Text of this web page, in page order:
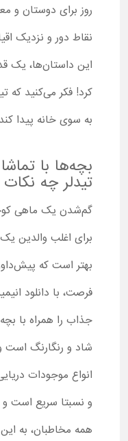
روز برای دوستان و
نقاط دور و نزدیک
این داستان‌ها، یک
کرد! فکر می‌کنید که
به سوی خانه پیدا
بچه‌ها با
تیدلر چه
گم‌شدن یک ماهی
برای اغلب والدین
بهتر است که
جذاب را همراه با
شاد و رنگارنگ است
انواع موجودات
و نسبتا سریع است و
همه مخاطبان، به